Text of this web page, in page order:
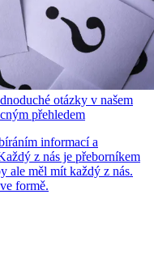
otázky v našem
přehledem
informací a
z nás je přeborníkem
ale měl mít každý z nás.
formě.